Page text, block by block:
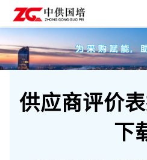
供应商评价
下